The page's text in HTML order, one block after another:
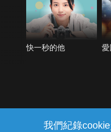
我們紀錄
快一秒的他 愛